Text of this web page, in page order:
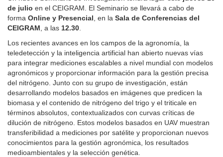
de julio en el CEIGRAM. El Seminario se llevará a cabo de
forma Online y Presencial , en la Sala de Conferencias del
CEIGRAM , a las 12.30
Los recientes avances en los campos de la agronomía, la
teledetección y la inteligencia artificial han abierto nuevas vías
para integrar mediciones escalables a nivel mundial con modelos
agronómicos y proporcionar información para la gestión precisa
del nitrógeno. Junto con su grupo de investigación, están
desarrollando modelos basados en imágenes que predicen la
biomasa y el contenido de nitrógeno del trigo y el triticale en
términos absolutos, contextualizados con curvas críticas de
dilución de nitrógeno. Estos modelos basados en UAV muestran
transferibilidad a mediciones por satélite y proporcionan nuevos
conocimientos para la gestión agronómica, los resultados
medioambientales y la selección genética.